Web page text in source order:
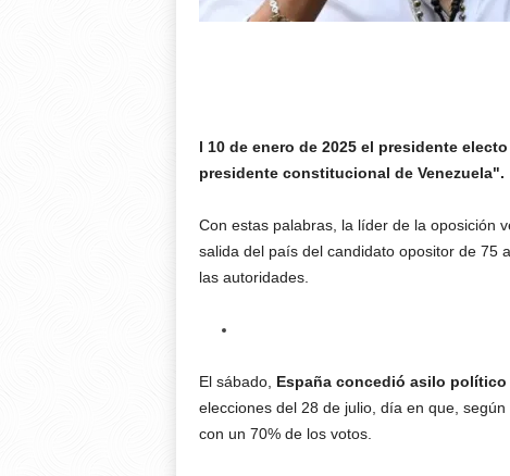
l 10 de enero de 2025 el presidente
presidente constitucional de Venezuela".
Con estas palabras, la líder de la oposición
salida del país del candidato opositor de 75
las autoridades.
El sábado, España concedió asilo político
elecciones del 28 de julio, día en que,
con un 70% de los votos.